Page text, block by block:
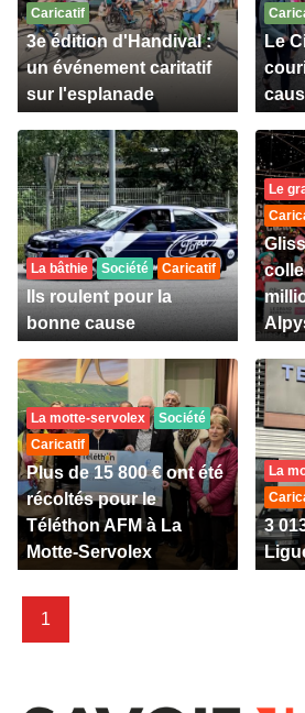
Caricatif
3e édition d'Handival :
un événement caritatif
sur l'esplanade
Le
La bâthie Société Caricatif
Ils roulent pour la
bonne cause
Le
La motte-servolex
Société
Caricatif
Plus de 15 800 € ont été
récoltés pour le
Téléthon AFM à La
Motte-Servolex
La
3
1